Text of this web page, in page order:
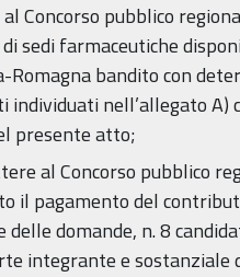
Concorso pubblico
sedi farmaceutiche
Romagna bandito con
individuati nell’allegato
presente atto;
al Concorso pubblico
il pagamento del
delle domande, n. 8
integrante e